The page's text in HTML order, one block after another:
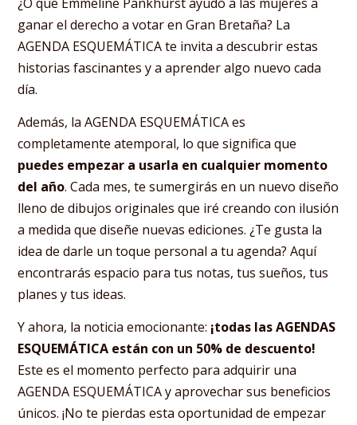
ganar el derecho a votar en Gran Bretaña? La
AGENDA ESQUEMÁTICA te invita a descubrir estas
historias fascinantes y a aprender algo nuevo cada
día.
Además, la AGENDA ESQUEMÁTICA es
completamente atemporal, lo que significa que
puedes empezar a usarla en cualquier momento
del año. Cada mes, te sumergirás en un nuevo diseño
lleno de dibujos originales que iré creando con ilusión
a medida que diseñe nuevas ediciones. ¿Te gusta la
idea de darle un toque personal a tu agenda? Aquí
encontrarás espacio para tus notas, tus sueños, tus
planes y tus ideas.
Y ahora, la noticia emocionante: ¡todas las AGENDAS
ESQUEMÁTICA están con un 50% de descuento!
Este es el momento perfecto para adquirir una
AGENDA ESQUEMÁTICA y aprovechar sus beneficios
únicos. ¡No te pierdas esta oportunidad de empezar